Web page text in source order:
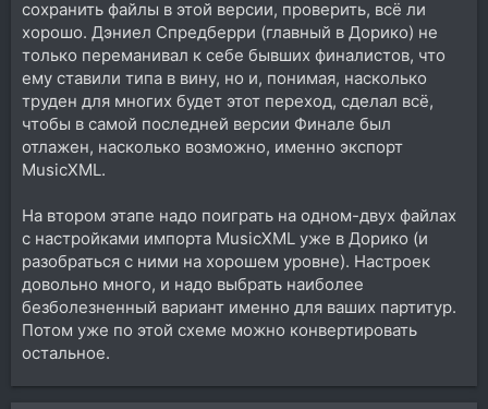
сохранить файлы в этой версии, проверить, всё ли
хорошо. Дэниел Спредберри (главный в Дорико) не
только переманивал к себе бывших финалистов, что
ему ставили типа в вину, но и, понимая, насколько
труден для многих будет этот переход, сделал всё,
чтобы в самой последней версии Финале был
отлажен, насколько возможно, именно экспорт
MusicXML.
На втором этапе надо поиграть на одном-двух файлах
с настройками импорта MusicXML уже в Дорико (и
разобраться с ними на хорошем уровне). Настроек
довольно много, и надо выбрать наиболее
безболезненный вариант именно для ваших партитур.
Потом уже по этой схеме можно конвертировать
остальное.